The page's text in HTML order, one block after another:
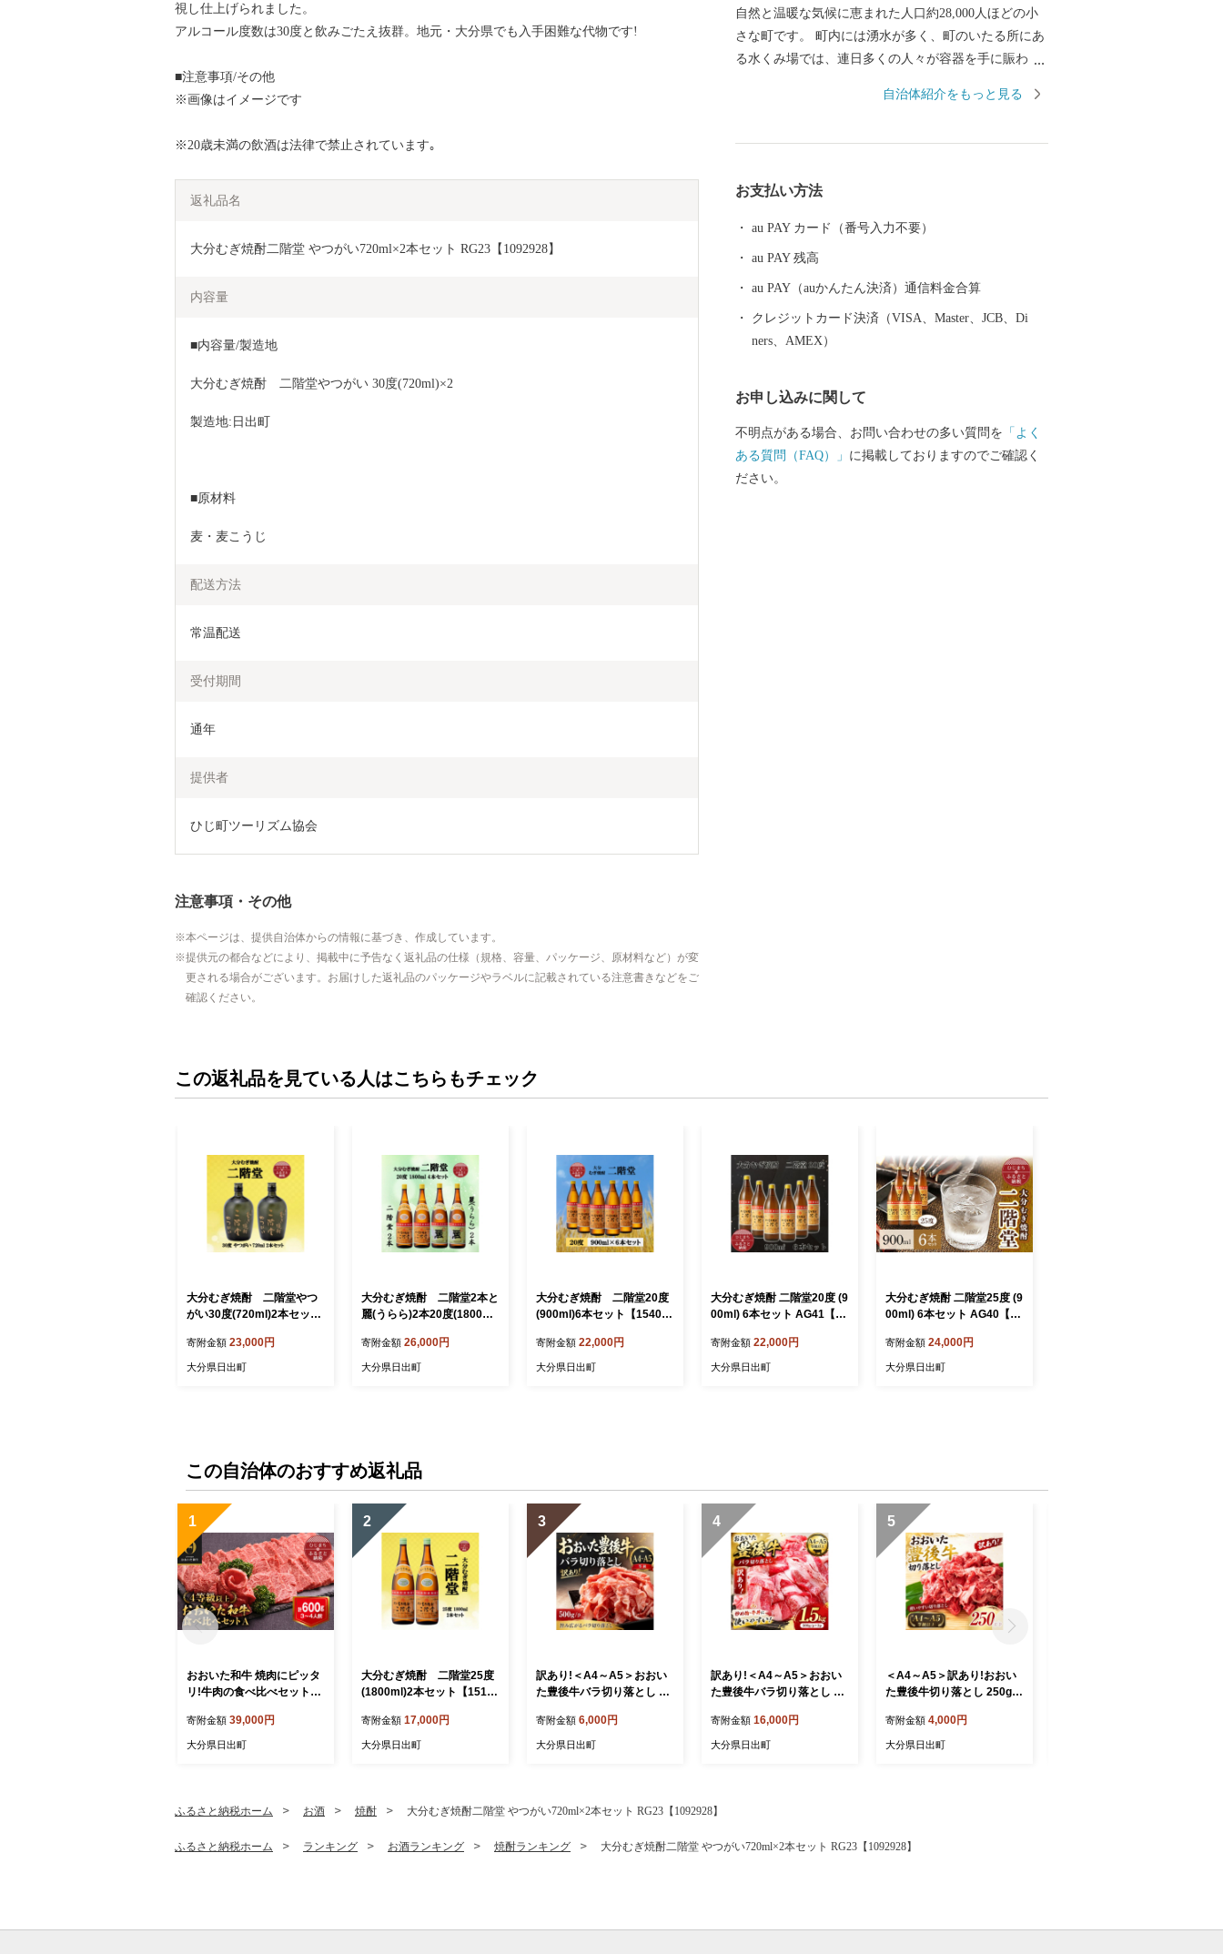
視し仕上げられました。
アルコール度数は30度と飲みごたえ抜群。地元・大分県でも入手困難な代物です!
■注意事項/その他
※画像はイメージです
※20歳未満の飲酒は法律で禁止されています｡
返礼品名
大分むぎ焼酎二階堂 やつがい720ml×2本セット RG23【1092928】
内容量
■内容量/製造地
大分むぎ焼酎　二階堂やつがい 30度(720ml)×2
製造地:日出町
■原材料
麦・麦こうじ
配送方法
常温配送
受付期間
通年
提供者
ひじ町ツーリズム協会
注意事項・その他
本ページは、提供自治体からの情報に基づき、作成しています。
提供元の都合などにより、掲載中に予告なく返礼品の仕様（規格、容量、パッケージ、原材料など）が変
更される場合がございます。お届けした返礼品のパッケージやラベルに記載されている注意書きなどをご
確認ください。
自然と温暖な気候に恵まれた人口約28,000人ほどの小
さな町です。 町内には湧水が多く、町のいたる所にあ
る水くみ場では、連日多くの人々が容器を手に賑わっ
われています）。 湧水は地上に限らず、海底からも湧
は、大分むぎ焼酎「二階堂」をはじめ、豊後牛やブラ
す。 【ご寄附にあたっての注意事項】 ・お礼品は、送
付者名に、お礼品受発注業務委託事業者である「株式
会社さとふる」と表記して送付いたします。 （送付者
い。 （「寄附した覚えがないのにお礼品が送られてき
自治体紹介をもっと見る
お支払い方法
au PAY カード（番号入力不要）
au PAY 残高
au PAY（auかんたん決済）通信料金合算
クレジットカード決済（VISA、Master、JCB、Di
ners、AMEX）
お申し込みに関して
不明点がある場合、お問い合わせの多い質問を 「よく
ある質問（FAQ）」 に掲載しておりますのでご確認く
ださい。
この返礼品を見ている人はこちらもチェック
大分むぎ焼酎 二階堂やつ
がい30度(720ml)2本セット
寄附金額 23,000円
大分県日出町
大分むぎ焼酎 二階堂2本と
麗(うらら)2本20度(1800ml)
寄附金額 26,000円
大分県日出町
大分むぎ焼酎 二階堂20度
(900ml)6本セット【154045
寄附金額 22,000円
大分県日出町
大分むぎ焼酎 二階堂20度 (9
00ml) 6本セット AG41【12
寄附金額 22,000円
大分県日出町
大分むぎ焼酎 二階堂25度 (9
00ml) 6本セット AG40【12
寄附金額 24,000円
大分県日出町
この自治体のおすすめ返礼品
1
おおいた和牛 焼肉にピッタ
リ!牛肉の食べ比べセットA
00g)3～4人前_お肉 黒毛和
牛 和牛 肉 焼き肉 バーベキ
寄附金額 39,000円
大分県日出町
2
大分むぎ焼酎 二階堂25度
(1800ml)2本セット【15150
寄附金額 17,000円
大分県日出町
3
訳あり!＜A4～A5＞おおい
た豊後牛バラ切り落とし 50
寄附金額 6,000円
大分県日出町
4
訳あり!＜A4～A5＞おおい
た豊後牛バラ切り落とし 1.5
寄附金額 16,000円
大分県日出町
5
＜A4～A5＞訳あり!おおい
た豊後牛切り落とし 250g
寄附金額 4,000円
大分県日出町
ふるさと納税ホーム お酒 焼酎 大分むぎ焼酎二階堂 やつがい720ml×2本セット RG23【1092928】
ふるさと納税ホーム ランキング お酒ランキング 焼酎ランキング 大分むぎ焼酎二階堂 やつがい720ml×2本セット RG23【1092928】